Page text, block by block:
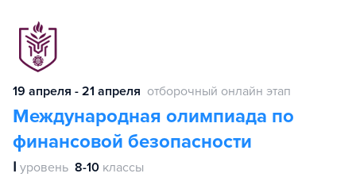
19 апреля - 21 апреля отборочный онлайн этап
Международная олимпиада по
финансовой безопасности
Ⅰ уровень 8-10 классы